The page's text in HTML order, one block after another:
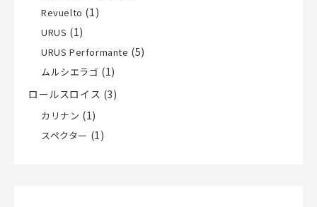
Revuelto (1)
URUS (1)
URUS Performante (5)
ムルシエラゴ (1)
ロールスロイス (3)
カリナン (1)
スペクター (1)